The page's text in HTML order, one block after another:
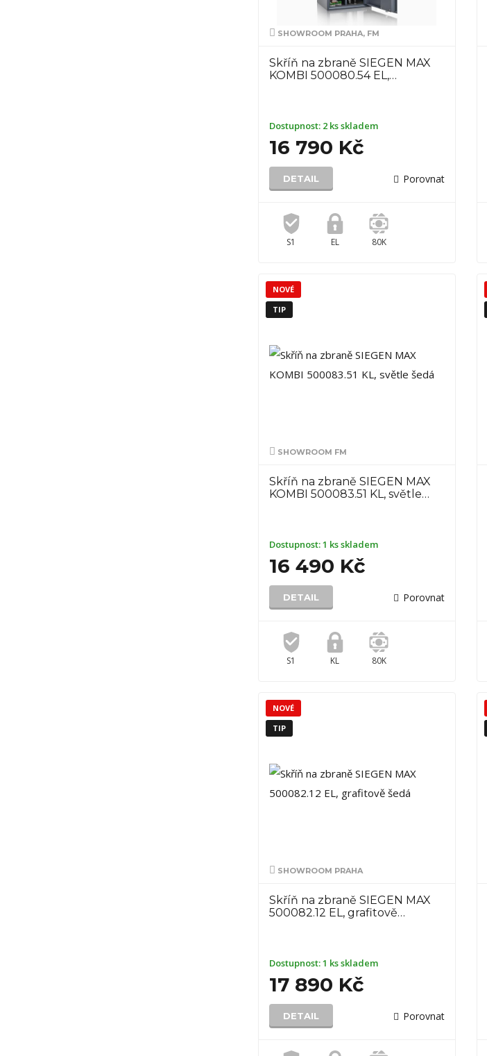
SHOWROOM PRAHA, FM
Skříň na zbraně SIEGEN MAX
KOMBI 500080.54 EL,…
Dostupnost: 2 ks skladem
16 790 Kč
DETAIL Porovnat
S1 EL 80K
SHOWROOM FM
Skříň na zbraně SIEGEN MAX
KOMBI 500083.51 KL, světle…
Dostupnost:1 ks skladem
16 490 Kč
DETAIL Porovnat
S1 KL 80K
NOVÉ
TIP
SHOWROOM PRAHA
Skříň na zbraně SIEGEN MAX
500082.12 EL, grafitově…
Dostupnost:1 ks skladem
17 890 Kč
DETAIL Porovnat
NOVÉ
TIP